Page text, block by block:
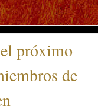
próximo
de